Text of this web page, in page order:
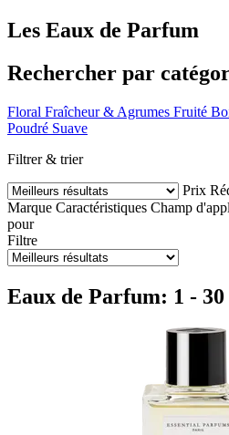
Les Eaux de Parfum
Rechercher par
Floral Fraîcheur & Agrumes Fruité
Poudré Suave
Filtrer & trier
Prix
Marque Caractéristiques Champ
pour
Filtre
Eaux de Parfum: 1 -